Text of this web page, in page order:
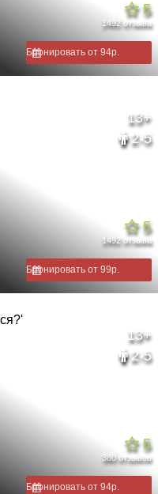
5
1492 отзыва
Бронировать от 94р.
13+
2-5
5
1492 отзыва
Бронировать от 99р.
13+
2-5
5
380 отзывов
Бронировать от 94р.